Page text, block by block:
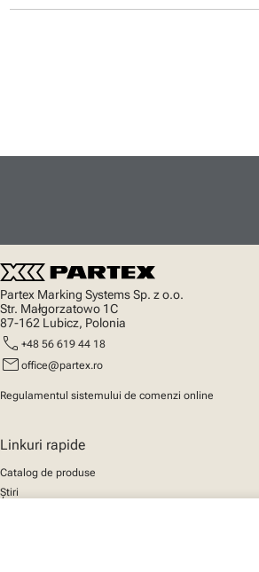
Partex Marking Systems Sp. z o.o.
Str. Małgorzatowo 1C
87-162 Lubicz, Polonia
call +48 56 619 44 18
mail office@partex.ro
Regulamentul sistemului de comenzi online
Linkuri rapide
Catalog de produse
Știri